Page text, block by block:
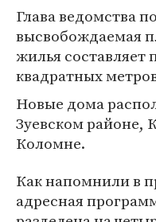
Глава ведомства
высвобождаемая
жилья составляет
квадратных
Новые дома
Зуевском районе,
Коломне.
Как напомнили в
адресная